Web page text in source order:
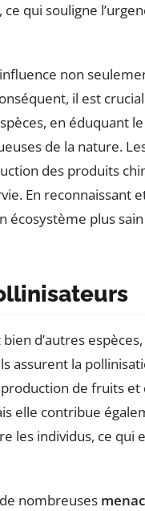
qui souligne
non
il est
en éduquant
de la nature.
des produits
En reconnaissant
écosystème plus
d’autres
assurent la
de fruits et
elle contribue
les individus, ce qui
nombreuses